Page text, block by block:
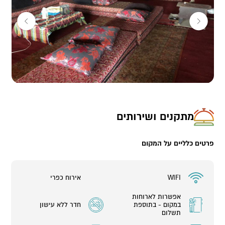
מתקנים ושירותים
פרטים כלליים על המקום
WIFI אירוח כפרי
אפשרות לארוחות
במקום - בתוספת
תשלום
חדר ללא עישון